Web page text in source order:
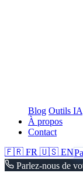
Blog Outils IA
À propos
Contact
🇫🇷 FR 🇺🇸 EN
Parlez-nous de